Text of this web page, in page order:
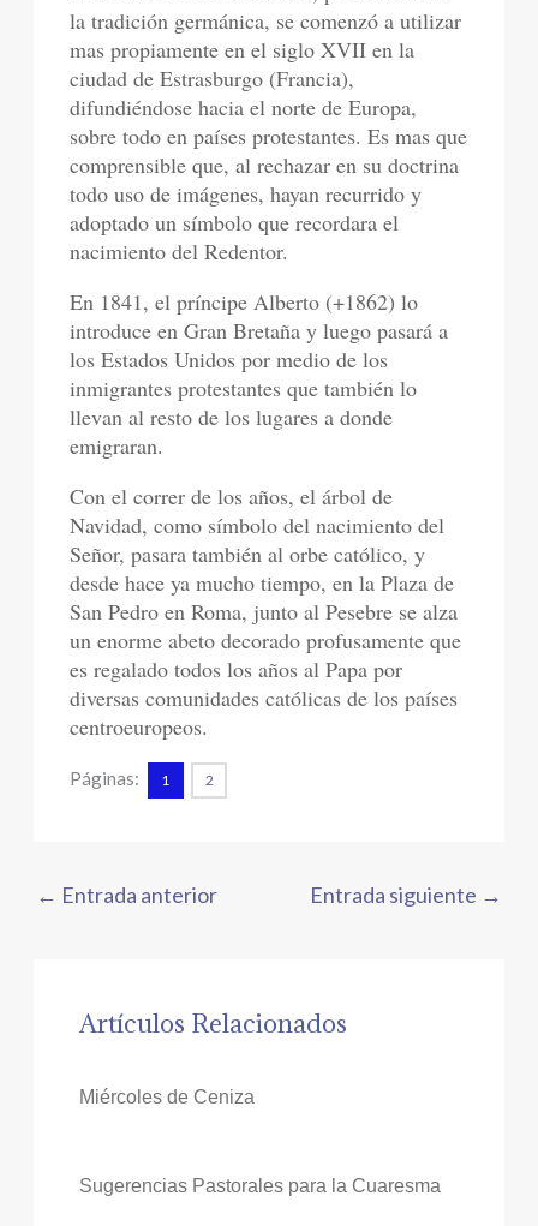
la tradición germánica, se comenzó a utilizar
mas propiamente en el siglo XVII en la
ciudad de Estrasburgo (Francia),
difundiéndose hacia el norte de Europa,
sobre todo en países protestantes. Es mas que
comprensible que, al rechazar en su doctrina
todo uso de imágenes, hayan recurrido y
adoptado un símbolo que recordara el
nacimiento del Redentor.
En 1841, el príncipe Alberto (+1862) lo
introduce en Gran Bretaña y luego pasará a
los Estados Unidos por medio de los
inmigrantes protestantes que también lo
llevan al resto de los lugares a donde
emigraran.
Con el correr de los años, el árbol de
Navidad, como símbolo del nacimiento del
Señor, pasara también al orbe católico, y
desde hace ya mucho tiempo, en la Plaza de
San Pedro en Roma, junto al Pesebre se alza
un enorme abeto decorado profusamente que
es regalado todos los años al Papa por
diversas comunidades católicas de los países
centroeuropeos.
Páginas: 1 2
← Entrada anterior Entrada siguiente →
Artículos Relacionados
Miércoles de Ceniza
Sugerencias Pastorales para la Cuaresma